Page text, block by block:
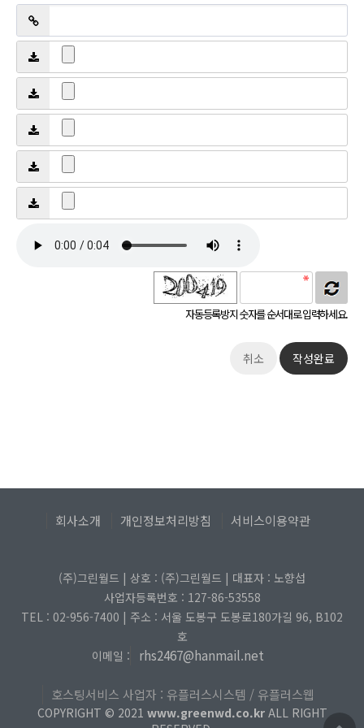
자동등록방지 숫자를 순서대로 입력하세요.
취소
회사소개 개인정보처리방침 서비스이용약관
(주)그린월드 | 상호 : (주)그린월드 | 대표자 : 노향섭
사업자등록번호 : 127-86-53558
TEL : 02-956-7400 | 주소 : 서울 도봉구 도봉로180가길 96, B102
호
이메일 :
rhs2467@hanmail.net
호스팅서비스 사업자 : 유플러스시스템 / 유플러스웹
COPYRIGHT © 2021 www.greenwd.co.krALL RIGHT